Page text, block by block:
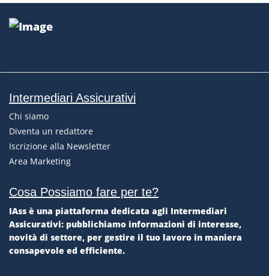
IVASS,
Lug 21, 2026
contattare l’IVASS possono utilizzare il Contact
Center Intermediari, una li...
Lug 21, 2026
Intermediari Assicurativi
Chi siamo
Diventa un redattore
Iscrizione alla Newsletter
Area Marketing
Cosa Possiamo fare per te?
IAss è una piattaforma dedicata agli Intermediari
Assicurativi: pubblichiamo informazioni di interesse,
novità di settore, per gestire il tuo lavoro in maniera
consapevole ed efficiente.